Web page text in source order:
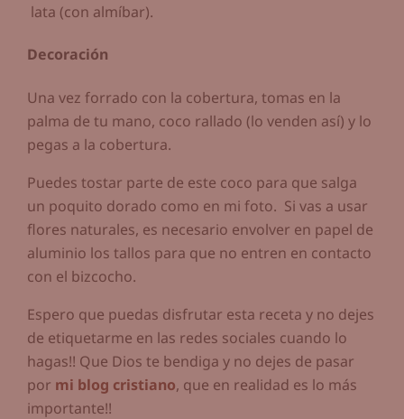
lata (con almíbar).
Decoración
Una vez forrado con la cobertura, tomas en la
palma de tu mano, coco rallado (lo venden así) y lo
pegas a la cobertura.
Puedes tostar parte de este coco para que salga
un poquito dorado como en mi foto. Si vas a usar
flores naturales, es necesario envolver en papel de
aluminio los tallos para que no entren en contacto
con el bizcocho.
Espero que puedas disfrutar esta receta y no dejes
de etiquetarme en las redes sociales cuando lo
hagas!! Que Dios te bendiga y no dejes de pasar
por mi blog cristiano, que en realidad es lo más
importante!!